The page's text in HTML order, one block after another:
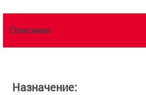
Описание
Назначение: